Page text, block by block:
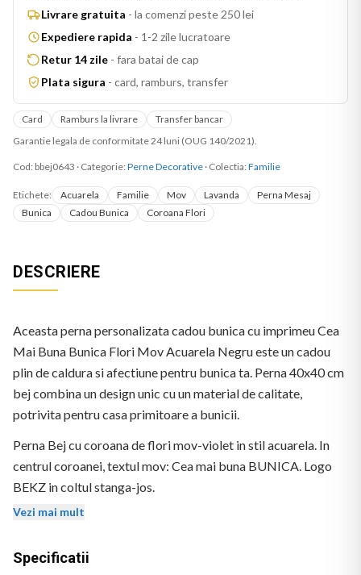
Livrare gratuita - la comenzi peste 250 lei
Expediere rapida - 1-2 zile lucratoare
Retur 14 zile - fara batai de cap
Plata sigura - card, ramburs, transfer
Card Ramburs la livrare
Transfer bancar
Garantie legala de conformitate 24 luni (OUG 140/2021).
Cod: bbej0643 · Categorie: Perne Decorative · Colectia: Familie
Etichete: Acuarela Familie Mov Lavanda
Perna Mesaj
Bunica
Cadou Bunica Coroana Flori
DESCRIERE
Aceasta perna personalizata cadou bunica cu imprimeu Cea
Mai Buna Bunica Flori Mov Acuarela Negru este un cadou
plin de caldura si afectiune pentru bunica ta. Perna 40x40 cm
bej combina un design unic cu un material de calitate,
potrivita pentru casa primitoare a bunicii.
Perna Bej cu coroana de flori mov-violet in stil acuarela. In
centrul coroanei, textul mov: Cea mai buna BUNICA. Logo
BEKZ in coltul stanga-jos.
Vezi mai mult
Specificatii